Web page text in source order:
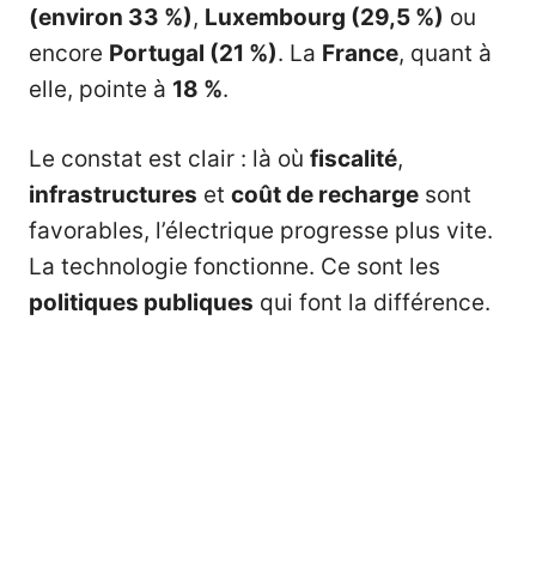
(environ 33 %), Luxembourg (29,5 %) ou
encore Portugal (21 %). La France, quant à
elle, pointe à 18 %.
Le constat est clair : là où fiscalité,
infrastructures et coût de recharge sont
favorables, l’électrique progresse plus vite.
La technologie fonctionne. Ce sont les
politiques publiques qui font la différence.